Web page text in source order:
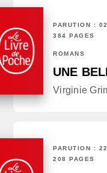
PARUTION :
384 PAGES
ROMANS
UNE
Virginie
PARUTION :
208 PAGES